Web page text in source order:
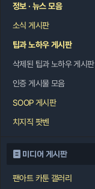
정보 · 뉴스 모음
소식 게시판
팁과 노하우 게시판
삭제된 팁과 노하우 게시판
인증 게시물 모음
SOOP 게시판
치지직 팟벤
미디어 게시판
팬아트 카툰 갤러리